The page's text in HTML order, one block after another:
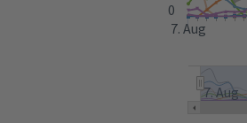
7. Aug
7. Aug
0